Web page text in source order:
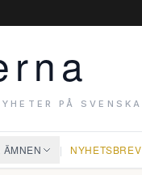
PÅ SVENSKA
ÄMNEN | NYHETSBREV